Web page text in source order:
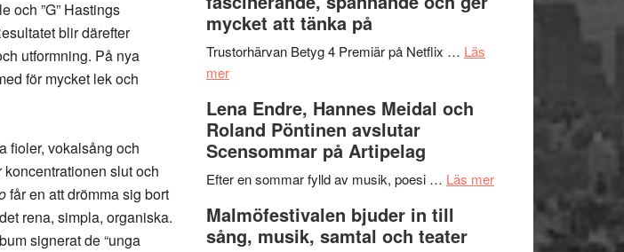
och ”G” Hastings
blir därefter
utformning. På nya
för mycket lek och
fioler, vokalsång och
slut och
får en att drömma sig bort
rena, simpla, organiska.
signerat de “unga
och
vidsträckta
mycket att tänka på
Trustorhärvan Betyg 4 Premiär på Netflix … Läs
merom
Trustorhärvan
–
fascinerande,
spännande
ger
mycket
Lena Endre, Hannes Meidal och
Roland Pöntinen avslutar
Scensommar på Artipelag
Efter en sommar fylld av musik, poesi … Läs merom
Hannes
Malmöfestivalen bjuder in till
sång, musik, samtal och teater